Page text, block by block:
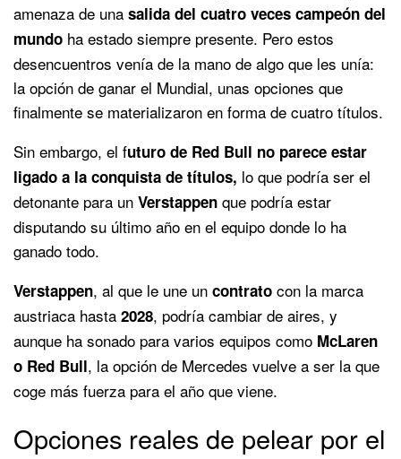
amenaza de una salida del cuatro veces campeón del
mundo ha estado siempre presente. Pero estos
desencuentros venía de la mano de algo que les unía:
la opción de ganar el Mundial, unas opciones que
finalmente se materializaron en forma de cuatro títulos.
Sin embargo, el futuro de Red Bull no parece estar
ligado a la conquista de títulos, lo que podría ser el
detonante para un Verstappen que podría estar
disputando su último año en el equipo donde lo ha
ganado todo.
Verstappen, al que le une un contrato con la marca
austriaca hasta 2028, podría cambiar de aires, y
aunque ha sonado para varios equipos como McLaren
o Red Bull, la opción de Mercedes vuelve a ser la que
coge más fuerza para el año que viene.
Opciones reales de pelear por el